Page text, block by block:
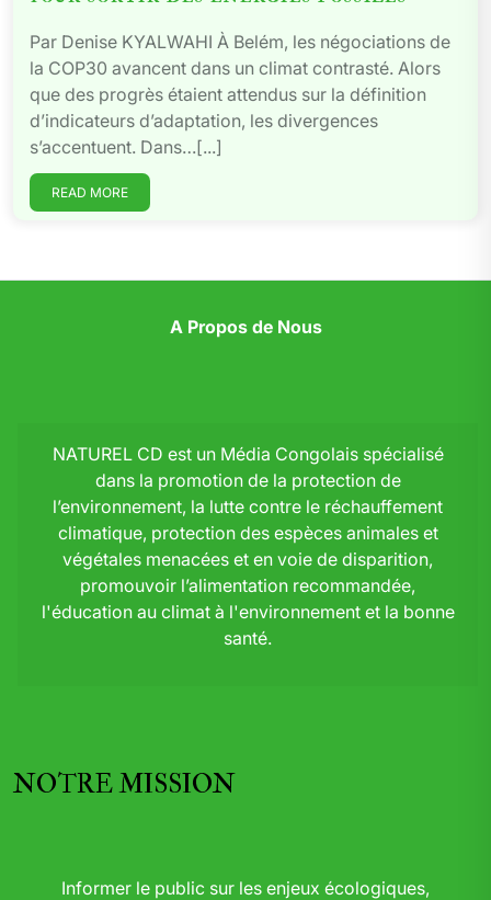
Par Denise KYALWAHI À Belém, les négociations de
la COP30 avancent dans un climat contrasté. Alors
que des progrès étaient attendus sur la définition
d’indicateurs d’adaptation, les divergences
s’accentuent. Dans…[...]
READ MORE
A Propos de Nous
NATUREL CD est un Média Congolais spécialisé
dans la promotion de la protection de
l’environnement, la lutte contre le réchauffement
climatique, protection des espèces animales et
végétales menacées et en voie de disparition,
promouvoir l’alimentation recommandée,
l'éducation au climat à l'environnement et la bonne
santé.
NOTRE MISSION
Informer le public sur les enjeux écologiques,